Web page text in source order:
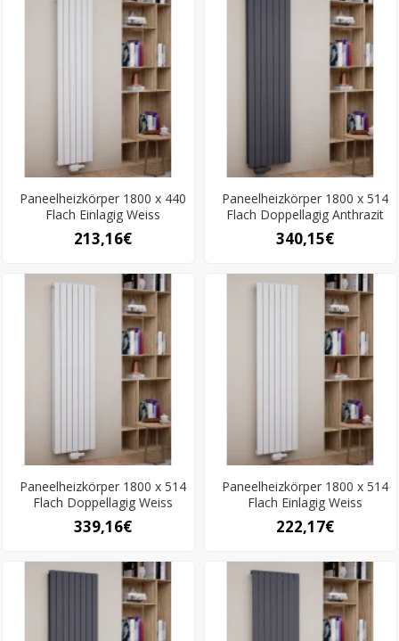
Paneelheizkörper 1800 x 440
Flach Einlagig Weiss
213,16€
Paneelheizkörper 1800 x 514
Flach Doppellagig Anthrazit
340,15€
Paneelheizkörper 1800 x 514
Flach Doppellagig Weiss
339,16€
Paneelheizkörper 1800 x 514
Flach Einlagig Weiss
222,17€